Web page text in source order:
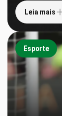
Leia mais
Esporte